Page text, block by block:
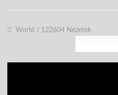
World / 122604 Nézetek